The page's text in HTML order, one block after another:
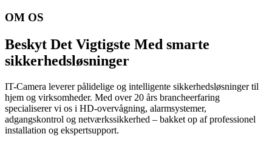
OM OS
Beskyt Det Vigtigste Med smarte
sikkerhedsløsninger
IT-Camera leverer pålidelige og intelligente sikkerhedsløsninger til
hjem og virksomheder. Med over 20 års brancheerfaring
specialiserer vi os i HD-overvågning, alarmsystemer,
adgangskontrol og netværkssikkerhed – bakket op af professionel
installation og ekspertsupport.